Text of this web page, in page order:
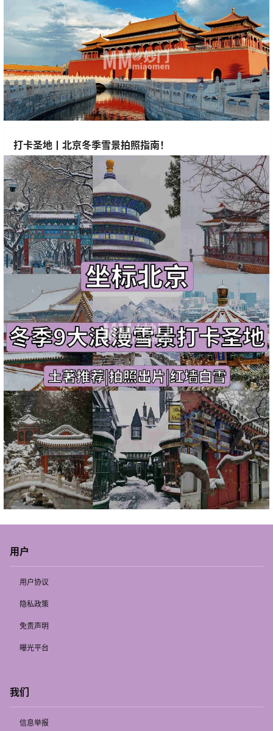
打卡圣地丨北京冬季雪景拍照指南！
用户
用户协议
隐私政策
免责声明
曝光平台
我们
信息举报